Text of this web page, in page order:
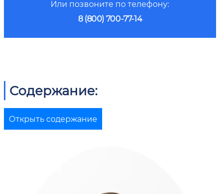
Или позвоните по телефону:
8 (800) 700-77-14
Содержание:
Открыть содержание